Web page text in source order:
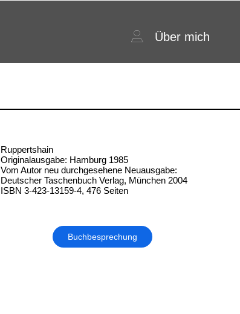
Über mich
Ruppertshain
Originalausgabe: Hamburg 1985
Vom Autor neu durchgesehene Neuausgabe:
Deutscher Taschenbuch Verlag, München 2004
ISBN 3-423-13159-4, 476 Seiten
Buchbesprechung